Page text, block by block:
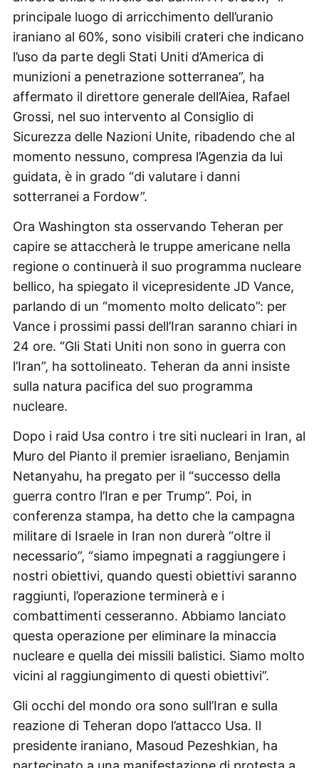
principale luogo di arricchimento dell’uranio
iraniano al 60%, sono visibili crateri che indicano
l’uso da parte degli Stati Uniti d’America di
munizioni a penetrazione sotterranea”, ha
affermato il direttore generale dell’Aiea, Rafael
Grossi, nel suo intervento al Consiglio di
Sicurezza delle Nazioni Unite, ribadendo che al
momento nessuno, compresa l’Agenzia da lui
guidata, è in grado “di valutare i danni
sotterranei a Fordow”.
Ora Washington sta osservando Teheran per
capire se attaccherà le truppe americane nella
regione o continuerà il suo programma nucleare
bellico, ha spiegato il vicepresidente JD Vance,
parlando di un “momento molto delicato”: per
Vance i prossimi passi dell’Iran saranno chiari in
24 ore. “Gli Stati Uniti non sono in guerra con
l’Iran”, ha sottolineato. Teheran da anni insiste
sulla natura pacifica del suo programma
nucleare.
Dopo i raid Usa contro i tre siti nucleari in Iran, al
Muro del Pianto il premier israeliano, Benjamin
Netanyahu, ha pregato per il “successo della
guerra contro l’Iran e per Trump”. Poi, in
conferenza stampa, ha detto che la campagna
militare di Israele in Iran non durerà “oltre il
necessario”, “siamo impegnati a raggiungere i
nostri obiettivi, quando questi obiettivi saranno
raggiunti, l’operazione terminerà e i
combattimenti cesseranno. Abbiamo lanciato
questa operazione per eliminare la minaccia
nucleare e quella dei missili balistici. Siamo molto
vicini al raggiungimento di questi obiettivi”.
Gli occhi del mondo ora sono sull’Iran e sulla
reazione di Teheran dopo l’attacco Usa. Il
presidente iraniano, Masoud Pezeshkian, ha